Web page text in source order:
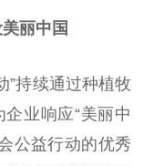
丽中国
”持续通过种植牧
业响应“美丽中
公益行动的优秀